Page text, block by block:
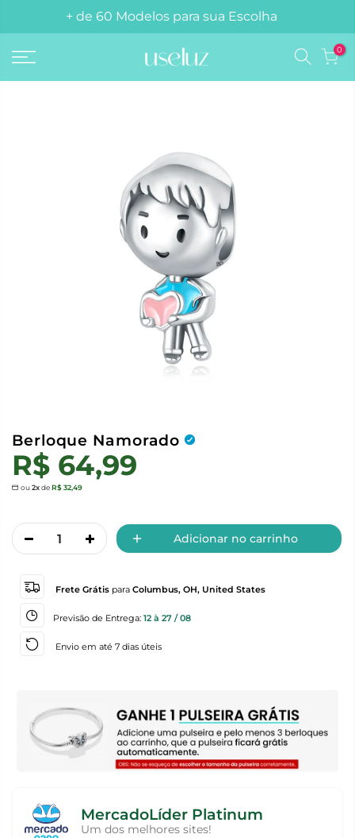
+ de 60 Modelos para sua Escolha
0
Berloque Namorado
R$ 64,99
ou2xdeR$ 32,49
Adicionar no carrinho
Frete Grátis para Columbus, OH, United States
Previsão de Entrega: 12 à 27 / 08
Envio em até 7 dias úteis
MercadoLíder Platinum
Um dos melhores sites!